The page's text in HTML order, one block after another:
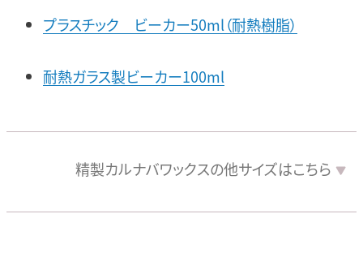
プラスチック ビーカー50ml（耐熱樹脂）
耐熱ガラス製ビーカー100ml
精製カルナバワックスの他サイズはこちら